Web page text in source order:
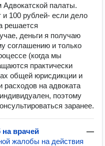
палаты.
и 100 рублей- если дело
решается
деньги я получаю
соглашению и только
(когда мы
практически
общей юрисдикции и
расходов на адвоката
поэтому
заранее.
врачей
—
жалобы на действия